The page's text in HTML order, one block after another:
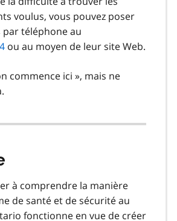
voulus, vous pouvez poser
téléphone au
ou au moyen de leur site Web.
commence ici », mais ne
à comprendre la manière
de santé et de sécurité au
fonctionne en vue de créer